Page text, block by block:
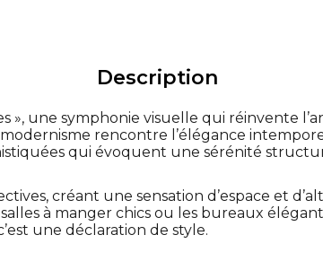
Description
», une symphonie visuelle qui réinvente
rencontre l’élégance
qui évoquent une sérénité
créant une sensation d’espace et
à manger chics ou les bureaux
une déclaration de style.